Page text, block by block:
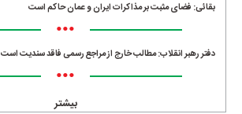
بقائی: فضای مثبت بر مذاکرات ایران و عمان حاکم است
•••
دفتر رهبر انقلاب: مطالب خارج از مراجع رسمی فاقد سندیت است
•••
بیشتر